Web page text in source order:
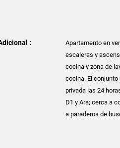
:
Apartamento en
escaleras y
cocina y zona de
cocina. El conjunto
privada las 24
D1 y Ara; cerca a
a paraderos de